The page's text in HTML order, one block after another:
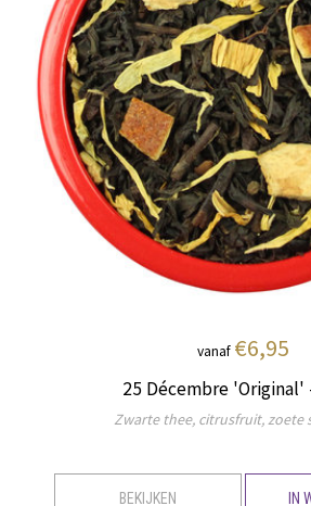
vanaf €6,95
25 Décembre 'Original'
Zwarte thee, citrusfruit, zoete
BEKIJKEN IN